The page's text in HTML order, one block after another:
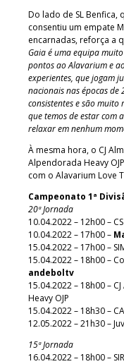
Do lado de SL Benfica,
consentiu um empate
encarnadas, reforça a
Gaia é uma equipa
pontos ao Alavarium e
experientes, que jogam
nacionais nas épocas
consistentes e são
que temos de estar com
relaxar em nenhum
À mesma hora, o CJ
Alpendorada Heavy
com o Alavarium Love
Campeonato 1ª
20ª Jornada
10.04.2022 – 12h00 –
10.04.2022 – 17h00 –
15.04.2022 – 17h00 –
15.04.2022 – 18h00 –
andeboltv
15.04.2022 – 18h00 –
Heavy OJP
15.04.2022 – 18h30 –
12.05.2022 – 21h30 –
15ª Jornada
16.04.2022 – 18h00 –